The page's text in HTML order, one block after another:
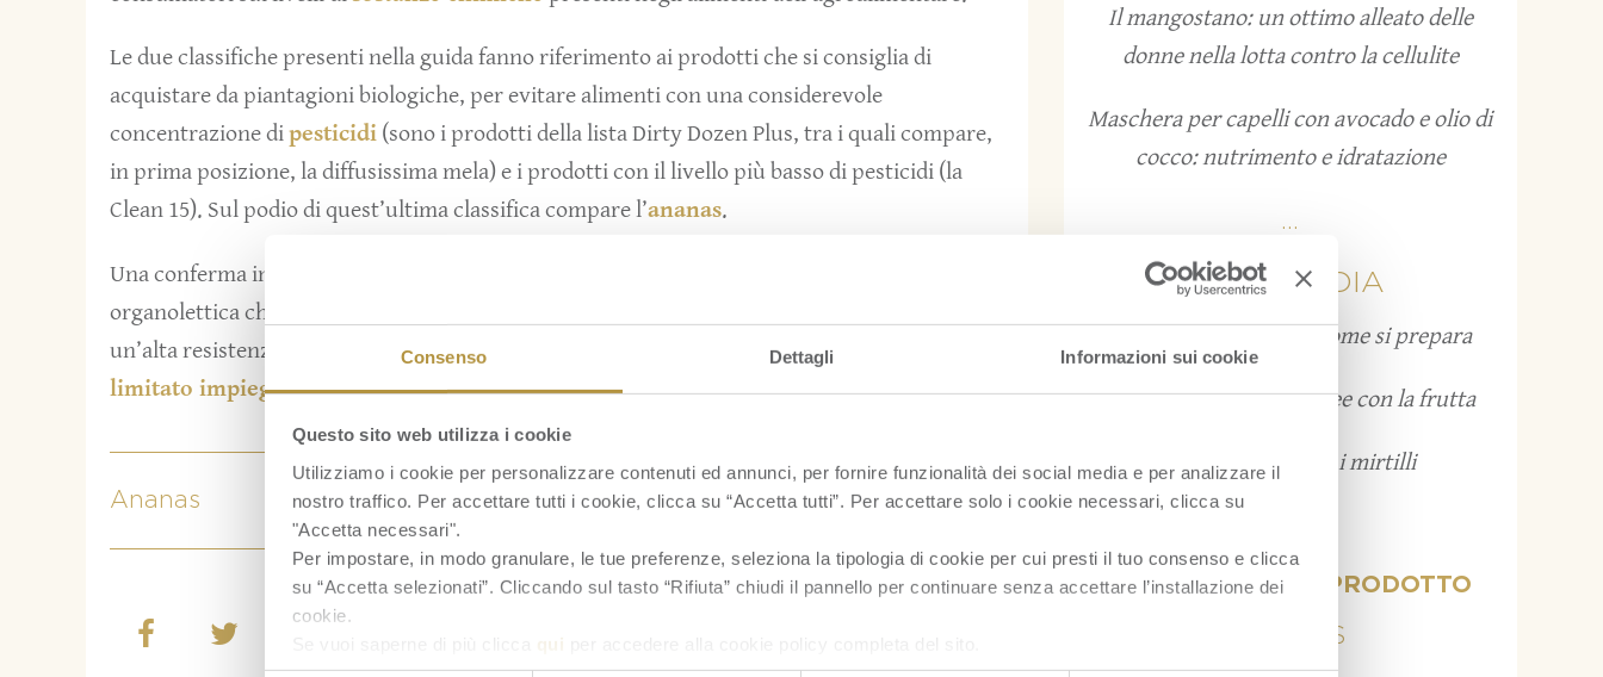
Consenso Dettagli Informazioni sui cookie
Questo sito web utilizza i cookie
Utilizziamo i cookie per personalizzare contenuti ed annunci, per fornire funzionalità dei social media e per analizzare il
nostro traffico. Per accettare tutti i cookie, clicca su “Accetta tutti”. Per accettare solo i cookie necessari, clicca su
"Accetta necessari".
Per impostare, in modo granulare, le tue preferenze, seleziona la tipologia di cookie per cui presti il tuo consenso e clicca
su “Accetta selezionati”. Cliccando sul tasto “Rifiuta” chiudi il pannello per continuare senza accettare l’installazione dei
cookie.
qui
Le due classifiche presenti nella guida fanno riferimento ai prodotti che si consiglia di
acquistare da piantagioni biologiche, per evitare alimenti con una considerevole
concentrazione dipesticidi (sono i prodotti della lista Dirty Dozen Plus, tra i quali compare,
in prima posizione, la diffusissima mela) e i prodotti con il livello più basso di pesticidi (la
Clean 15). Sul podio di quest’ultima classifica compare l’ananas.
Una conferma in più della bontà dei nostri
organolettica che lo rende un frutto perfetto per tutti i tipi di alimentazione sana, dall’altra
un’alta resistenza della sua pianta (e una caratteristica del frutto stesso) che permettono un
limitato impiego di prodotti chimici e pesticidia difesa delle coltivazioni.
Ananas
Il mangostano: un ottimo alleato delle
donne nella lotta contro la cellulite
Maschera per capelli con avocado e olio di
cocco: nutrimento e idratazione
...
FRUITPEDIA
Grattachecca: cos’è e come si prepara
Bruschette estive: 12 idee con la frutta
Come conservare i mirtilli
VISUALIZZA PER PRODOTTO
ANANAS